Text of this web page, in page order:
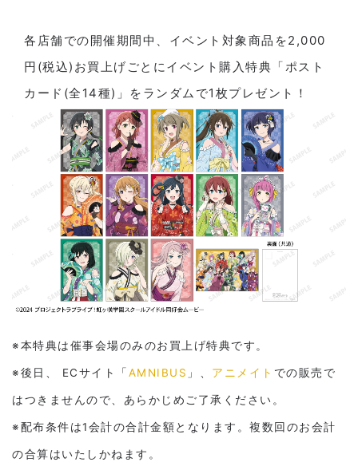
各店舗での開催期間中、イベント対象商品を2,000
円(税込)お買上げごとにイベント購入特典「ポスト
カード(全14種)」をランダムで1枚プレゼント！
※本特典は催事会場のみのお買上げ特典です。
※後日、 ECサイト「 AMNIBUS 」、 アニメイト での販売で
はつきませんので、あらかじめご了承ください。
※配布条件は1会計の合計金額となります。複数回のお会計
の合算はいたしかねます。